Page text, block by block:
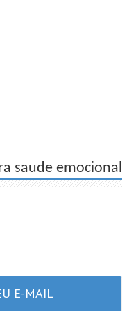
saude emocional
E-MAIL